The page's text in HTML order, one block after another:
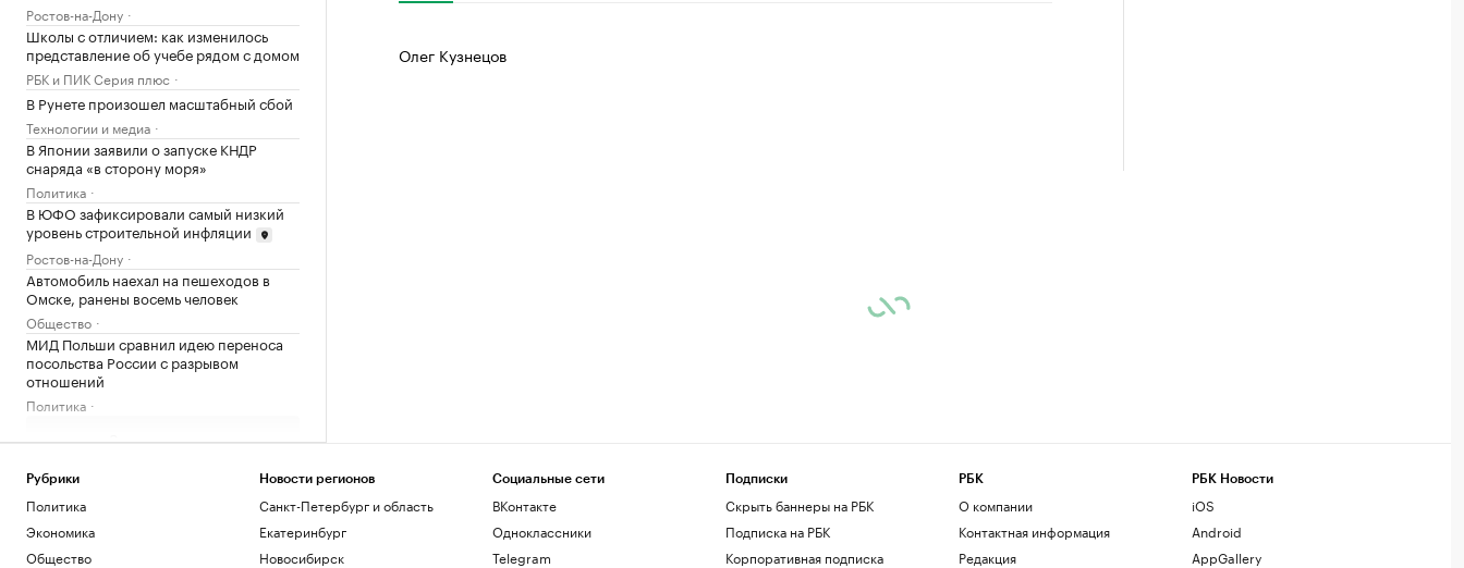
Ростов-на-Дону
Школы с отличием: как изменилось
представление об учебе рядом с домом
РБК и ПИК Серия плюс
В Рунете произошел масштабный сбой
Технологии и медиа
В Японии заявили о запуске КНДР
снаряда «в сторону моря»
Политика
В ЮФО зафиксировали самый низкий
уровень строительной инфляции
Ростов-на-Дону
Автомобиль наехал на пешеходов в
Омске, ранены восемь человек
Общество
МИД Польши сравнил идею переноса
посольства России с разрывом
отношений
Политика
Загрузить еще
Олег Кузнецов
Рубрики
Политика
Экономика
Общество
Новости регионов
Санкт-Петербург и область
Екатеринбург
Новосибирск
Социальные сети
ВКонтакте
Одноклассники
Telegram
Подписки
Скрыть баннеры на РБК
Подписка на РБК
Корпоративная подписка
РБК
О компании
Контактная информация
Редакция
РБК Новости
iOS
Android
AppGallery